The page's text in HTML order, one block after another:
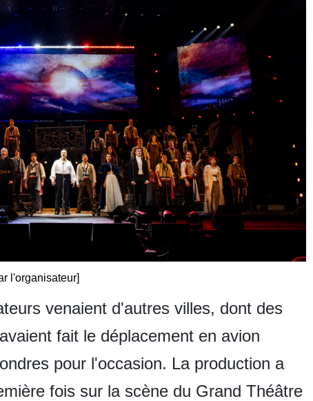
l'organisateur]
venaient d'autres villes, dont des
fait le déplacement en avion
pour l'occasion. La production a
fois sur la scène du Grand Théâtre